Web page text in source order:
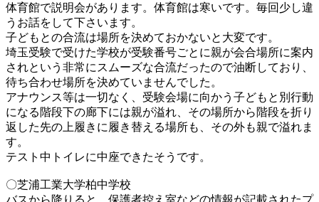
体育館で説明会があります。体育館は寒いです。毎回少し違
うお話をして下さいます。
子どもとの合流は場所を決めておかないと大変です。
埼玉受験で受けた学校が受験番号ごとに親が会合場所に案内
されという非常にスムーズな合流だったので油断しており、
待ち合わせ場所を決めていませんでした。
アナウンス等は一切なく、受験会場に向かう子どもと別行動
になる階段下の廊下には親が溢れ、その場所から階段を折り
返した先の上履きに履き替える場所も、その外も親で溢れま
す。
テスト中トイレに中座できたそうです。
〇芝浦工業大学柏中学校
バスから降りると、保護者控え室などの情報が記載されたプ